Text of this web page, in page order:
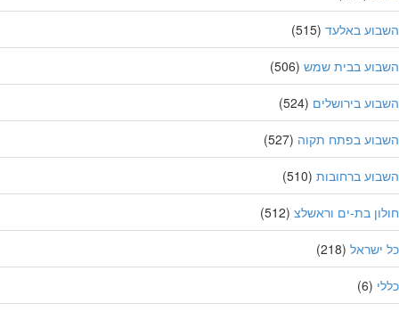
באלעד(515)
בבית שמש(506)
בירושלים(524)
בפתח תקוה(527)
ברחובות(510)
בת-ים וראשלצ(512)
(218)
(6)